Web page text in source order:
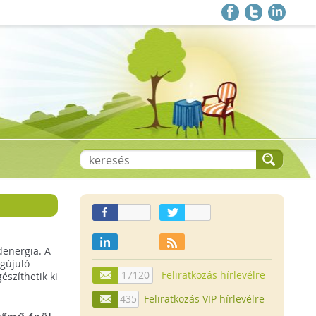
A
ki
17120
Feliratkozás hírlevélre
435
Feliratkozás VIP hírlevélre